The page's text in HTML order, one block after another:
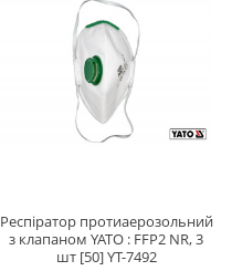
Респіратор протиаерозольний
з клапаном YATO : FFP2 NR, 3
шт [50] YT-7492